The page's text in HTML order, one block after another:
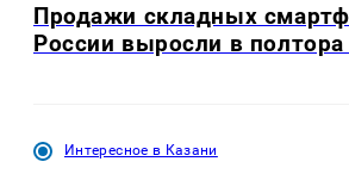
Продажи складных
России выросли в полтора
Интересное в Казани